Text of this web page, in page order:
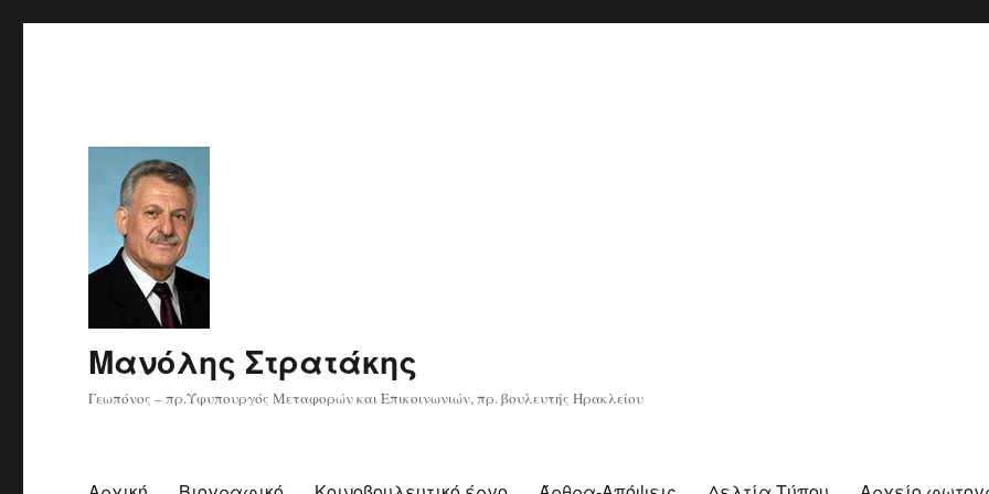
Μανόλης Στρατάκης
Γεωπόνος – πρ.Υφυπουργός Μεταφορών και Επικοινωνιών, πρ. βουλευτής Ηρακλείου